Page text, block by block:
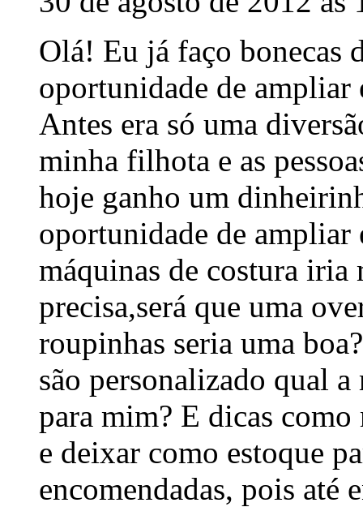
Olá! Eu já faço bonecas
oportunidade de ampliar
Antes era só uma
minha filhota e as
hoje ganho um
oportunidade de ampliar
máquinas de costura iria
precisa,será que uma
roupinhas seria uma
são personalizado qual
para mim? E dicas
e deixar como estoque
encomendadas, pois até